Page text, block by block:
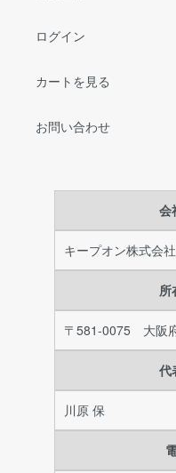
ログイン
カートを見る
お問い合わせ
会
キープオン株式会社
所
〒581-0075 大阪
代
川原 保